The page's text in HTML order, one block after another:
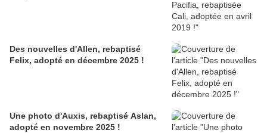
Des nouvelles d'Allen, rebaptisé
Felix, adopté en décembre 2025 !
Une photo d'Auxis, rebaptisé Aslan,
adopté en novembre 2025 !